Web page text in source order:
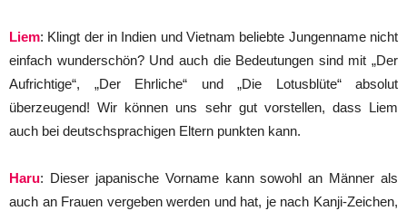
Liem: Klingt der in Indien und Vietnam beliebte Jungenname nicht
einfach wunderschön? Und auch die Bedeutungen sind mit „Der
Aufrichtige“, „Der Ehrliche“ und „Die Lotusblüte“ absolut
überzeugend! Wir können uns sehr gut vorstellen, dass Liem
auch bei deutschsprachigen Eltern punkten kann.
Haru: Dieser japanische Vorname kann sowohl an Männer als
auch an Frauen vergeben werden und hat, je nach Kanji-Zeichen,